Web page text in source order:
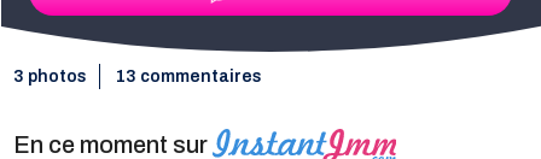
3 photos 13 commentaires
En ce moment sur